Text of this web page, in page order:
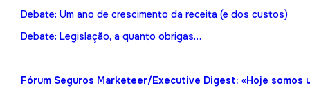
Debate: Um ano de crescimento da receita (e dos custos)
Debate: Legislação, a quanto obrigas…
Fórum Seguros Marketeer/Executive Digest: «Hoje somos